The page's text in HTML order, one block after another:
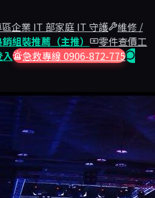
企業 IT 部家庭 IT 守護
維修 /
組裝推薦（主推）
零件查價工
入
急救專線 0906-872-775